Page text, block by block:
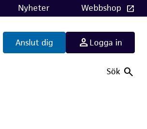
Nyheter Webbshop
Anslut dig Logga in
Sök